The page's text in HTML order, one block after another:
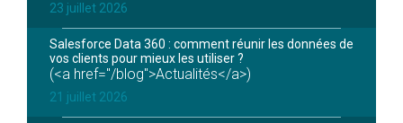
23 juillet 2026
Salesforce Data 360 : comment réunir les données de
vos clients pour mieux les utiliser ?
(<a href="/blog">Actualités</a>)
21 juillet 2026